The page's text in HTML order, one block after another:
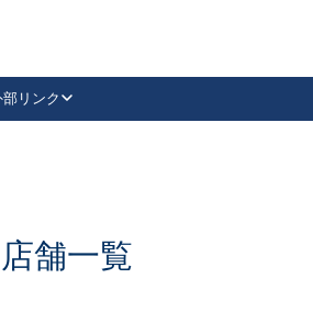
抗ウイルス・抗菌製品
部リンク
店舗一覧